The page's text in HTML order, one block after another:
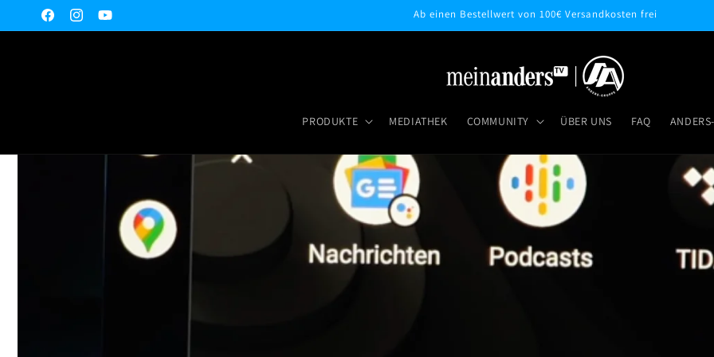
zum
Inhalt
FacebookInstagramYouTube
Ab einen Bestellwert von 100€ Versandkosten frei
PRODUKTE MEDIATHEK COMMUNITY ÜBER UNS FAQ